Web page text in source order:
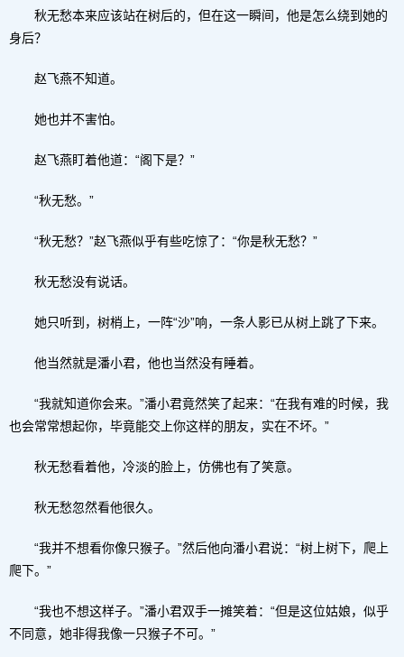
秋无愁本来应该站在树后的，但在这一瞬间，他是怎么绕到她的
身后？
赵飞燕不知道。
她也并不害怕。
赵飞燕盯着他道：“阁下是？”
“秋无愁。”
“秋无愁？”赵飞燕似乎有些吃惊了：“你是秋无愁？”
秋无愁没有说话。
她只听到，树梢上，一阵“沙”响，一条人影已从树上跳了下来。
他当然就是潘小君，他也当然没有睡着。
“我就知道你会来。”潘小君竟然笑了起来：“在我有难的时候，我
也会常常想起你，毕竟能交上你这样的朋友，实在不坏。”
秋无愁看着他，冷淡的脸上，仿佛也有了笑意。
秋无愁忽然看他很久。
“我并不想看你像只猴子。”然后他向潘小君说：“树上树下，爬上
爬下。”
“我也不想这样子。”潘小君双手一摊笑着：“但是这位姑娘，似乎
不同意，她非得我像一只猴子不可。”